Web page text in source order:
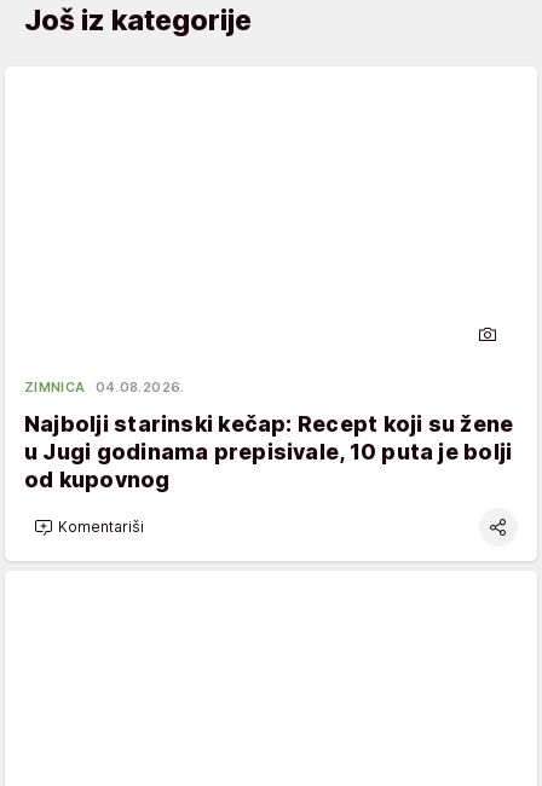
Još iz kategorije
ZIMNICA 04.08.2026.
Najbolji starinski kečap: Recept koji su žene
u Jugi godinama prepisivale, 10 puta je bolji
od kupovnog
Komentariši